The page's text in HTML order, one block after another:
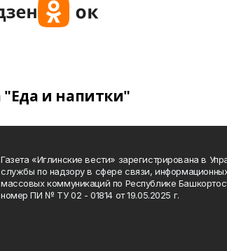
"Еда и напитки"
Газета «Иглинские вести» зарегистрирована в
службы по надзору в сфере связи,
массовых коммуникаций по Республике
номер ПИ № ТУ 02 - 01814 от 19.05.2025 г.